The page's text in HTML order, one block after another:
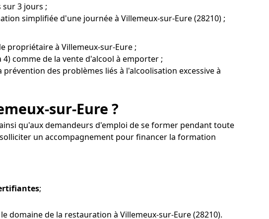
3 jours ;
simplifiée d'une journée à Villemeux-sur-Eure (28210) ;
propriétaire à Villemeux-sur-Eure ;
comme de la vente d'alcool à emporter ;
des problèmes liés à l'alcoolisation excessive à
sur-Eure ?
qu'aux demandeurs d'emploi de se former pendant toute
un accompagnement pour financer la formation
;
domaine de la restauration à Villemeux-sur-Eure (28210).